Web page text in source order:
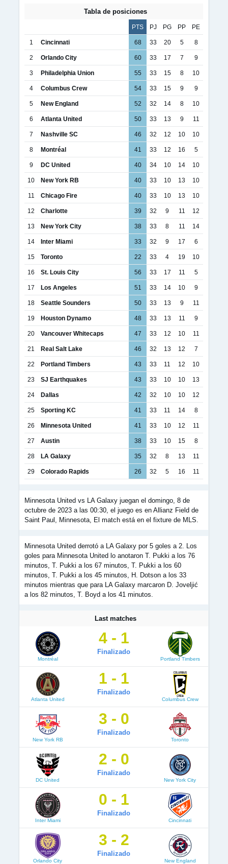
Tabla de posiciones
PTS PJ PG PP PE
1 Cincinnati 68 33 20 5 8
2 Orlando City 60 33 17 7 9
3 Philadelphia Union 55 33 15 8 10
4 Columbus Crew 54 33 15 9 9
5 New England 52 32 14 8 10
6 Atlanta United 50 33 13 9 11
7 Nashville SC 46 32 12 10 10
8 Montréal 41 33 12 16 5
9 DC United 40 34 10 14 10
10 New York RB 40 33 10 13 10
11 Chicago Fire 40 33 10 13 10
12 Charlotte 39 32 9 11 12
13 New York City 38 33 8 11 14
14 Inter Miami 33 32 9 17 6
15 Toronto 22 33 4 19 10
16 St. Louis City 56 33 17 11 5
17 Los Angeles 51 33 14 10 9
18 Seattle Sounders 50 33 13 9 11
19 Houston Dynamo 48 33 13 11 9
20 Vancouver Whitecaps 47 33 12 10 11
21 Real Salt Lake 46 32 13 12 7
22 Portland Timbers 43 33 11 12 10
23 SJ Earthquakes 43 33 10 10 13
24 Dallas 42 32 10 10 12
25 Sporting KC 41 33 11 14 8
26 Minnesota United 41 33 10 12 11
27 Austin 38 33 10 15 8
28 LA Galaxy 35 32 8 13 11
29 Colorado Rapids 26 32 5 16 11
Minnesota United vs LA Galaxy juegan el domingo, 8 de
octubre de 2023 a las 00:30, el juego es en Allianz Field de
Saint Paul, Minnesota, El match está en el fixture de MLS.
Minnesota United derrotó a LA Galaxy por 5 goles a 2. Los
goles para Minnesota United lo anotaron T. Pukki a los 76
minutos, T. Pukki a los 67 minutos, T. Pukki a los 60
minutos, T. Pukki a los 45 minutos, H. Dotson a los 33
minutos mientras que para LA Galaxy marcaron D. Joveljić
a los 82 minutos, T. Boyd a los 41 minutos.
Last matches
Montréal
4 - 1
Finalizado
Portland Timbers
Atlanta United
1 - 1
Finalizado
Columbus Crew
New York RB
3 - 0
Finalizado
Toronto
DC United
2 - 0
Finalizado
New York City
Inter Miami
0 - 1
Finalizado
Cincinnati
Orlando City
3 - 2
Finalizado
New England